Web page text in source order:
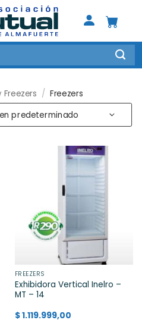
Freezers / Freezers
FREEZERS
Exhibidora Vertical Inelro –
MT – 14
$1.119.999,00